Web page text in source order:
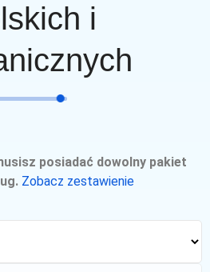
i
posiadać dowolny pakiet
Zobacz zestawienie